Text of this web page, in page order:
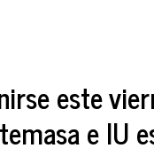
este
e IU